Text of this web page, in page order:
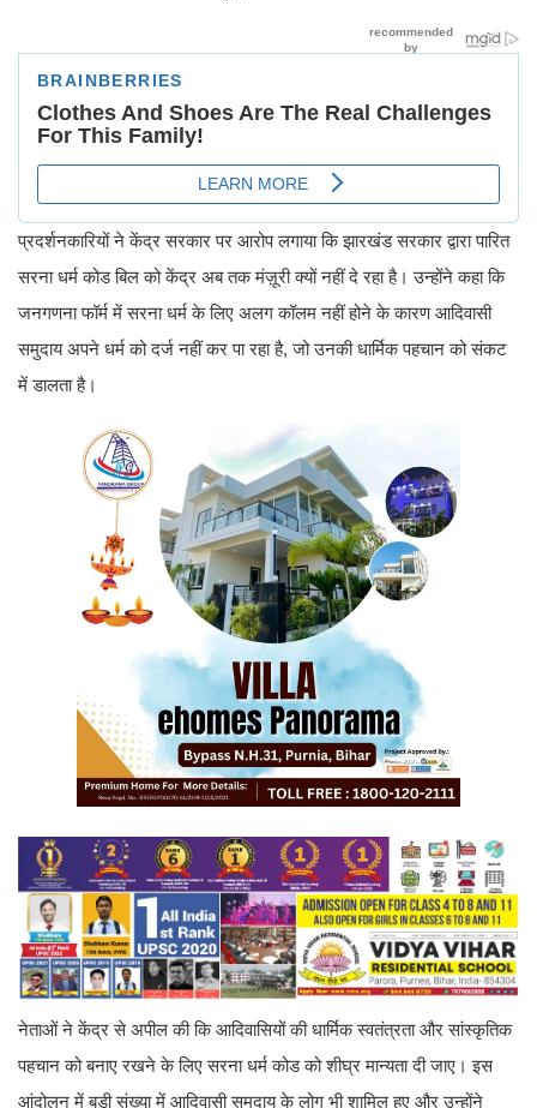
प्रदर्शनकारियों ने केंद्र सरकार पर आरोप लगाया कि झारखंड सरकार द्वारा पारित
सरना धर्म कोड बिल को केंद्र अब तक मंज़ूरी क्यों नहीं दे रहा है। उन्होंने कहा कि
जनगणना फॉर्म में सरना धर्म के लिए अलग कॉलम नहीं होने के कारण आदिवासी
समुदाय अपने धर्म को दर्ज नहीं कर पा रहा है, जो उनकी धार्मिक पहचान को संकट
में डालता है।
नेताओं ने केंद्र से अपील की कि आदिवासियों की धार्मिक स्वतंत्रता और सांस्कृतिक
पहचान को बनाए रखने के लिए सरना धर्म कोड को शीघ्र मान्यता दी जाए। इस
आंदोलन में बड़ी संख्या में आदिवासी समुदाय के लोग भी शामिल हुए और उन्होंने